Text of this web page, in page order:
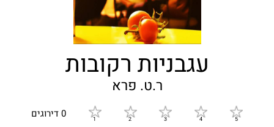
עגבניות רקובות
ר.ט. פרא
0 דירוגים